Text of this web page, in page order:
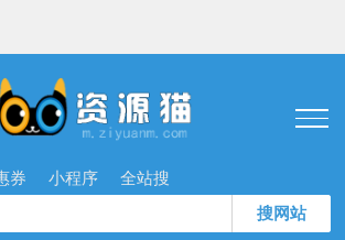
券 小程序 全站搜
搜网站